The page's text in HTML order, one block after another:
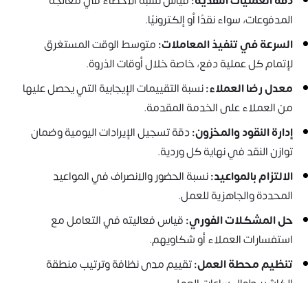
المدفوعات، سواء نقدًا أو إلكترونيًا.
السرعة في تنفيذ المعاملات:متوسط الوقت المستغرق
لإتمام كل عملية دفع، خاصة خلال أوقات الذروة.
معدل رضا العملاء:نسبة التقييمات الإيجابية التي يحصل عليها
من العملاء على الخدمة المقدمة.
إدارة النقود والمخزون:دقة تسجيل الإيرادات اليومية وضمان
توازن النقد في نهاية كل وردية.
الالتزام بالمواعيد:نسبة الحضور والانصراف في المواعيد
المحددة والجاهزية للعمل.
حل المشكلات الفوري:قياس فعاليته في التعامل مع
استفسارات العملاء أو شكاويهم.
تنظيم محطة العمل:تقييم مدى نظافة وترتيب منطقة